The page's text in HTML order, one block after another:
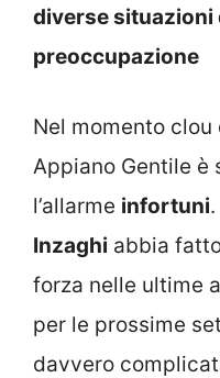
diverse situazioni
preoccupazione
Nel momento
Appiano Gentile è
l’allarme infortuni
Inzaghi abbia
forza nelle ultime
per le prossime
davvero